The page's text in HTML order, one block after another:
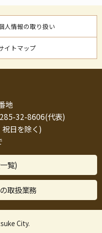
人情報の取り扱い
イトマップ
地
32-8606(代表)
日を除く)
覧)
取扱業務
City.